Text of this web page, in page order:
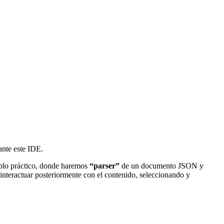
este IDE.
práctico, donde haremos “parser” de un documento JSON y
posteriormente con el contenido, seleccionando y